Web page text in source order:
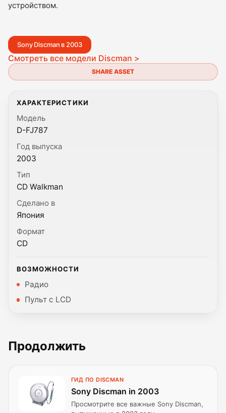
устройством.
Sony Discman в 2003
Смотреть все модели Discman >
SHARE ASSET
ХАРАКТЕРИСТИКИ
Модель
D-FJ787
Год выпуска
2003
Тип
CD Walkman
Сделано в
Япония
Формат
CD
ВОЗМОЖНОСТИ
Радио
Пульт с LCD
Продолжить
ГИД ПО DISCMAN
Sony Discman in 2003
Просмотрите все важные Sony Discman,